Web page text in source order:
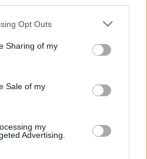
Opt Outs
Sharing of my
Sale of my
my
Advertising.
This site is protected by
reCAPTCHA and the Google
Terms of